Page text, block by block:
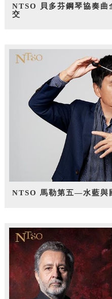
NTSO 貝多芬鋼琴協奏
交
NTSO 馬勒第五—水藍與